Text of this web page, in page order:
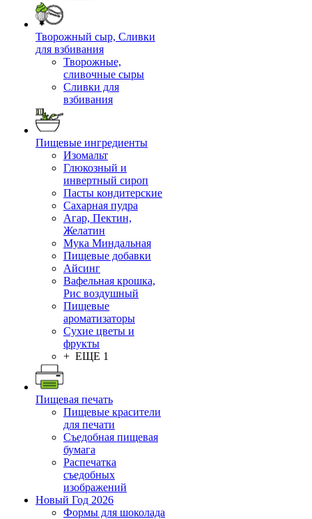
Творожный сыр, Сливки
для взбивания
Творожные,
сливочные сыры
Сливки для
взбивания
Пищевые ингредиенты
Изомальт
Глюкозный и
инвертный сироп
Пасты кондитерские
Сахарная пудра
Агар, Пектин,
Желатин
Мука Миндальная
Пищевые добавки
Айсинг
Вафельная крошка,
Рис воздушный
Пищевые
ароматизаторы
Сухие цветы и
фрукты
+ ЕЩЕ 1
Пищевая печать
Пищевые красители
для печати
Съедобная пищевая
бумага
Распечатка
съедобных
изображений
Новый Год 2026
Формы для шоколада